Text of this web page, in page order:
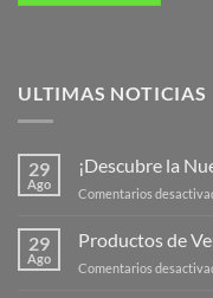
ULTIMAS NOTICIAS
29
Ago
¡Descubre la
Comentarios
29
Ago
Productos de
Comentarios